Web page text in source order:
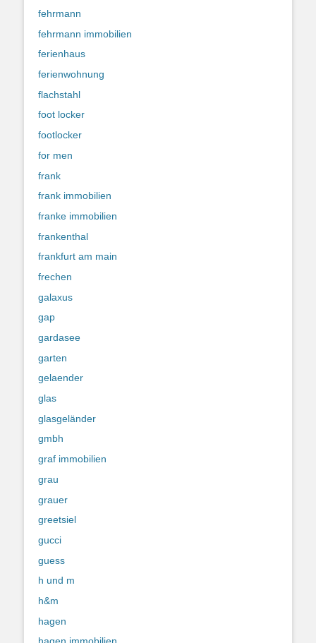
fehrmann
fehrmann immobilien
ferienhaus
ferienwohnung
flachstahl
foot locker
footlocker
for men
frank
frank immobilien
franke immobilien
frankenthal
frankfurt am main
frechen
galaxus
gap
gardasee
garten
gelaender
glas
glasgeländer
gmbh
graf immobilien
grau
grauer
greetsiel
gucci
guess
h und m
h&m
hagen